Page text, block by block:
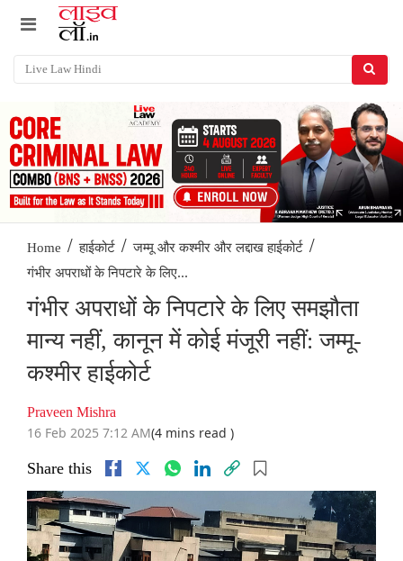
Home / हाईकोर्ट / जम्मू और कश्मीर और लद्दाख हाईकोर्ट /
गंभीर अपराधों के निपटारे के लिए...
गंभीर अपराधों के निपटारे के लिए समझौता
मान्य नहीं, कानून में कोई मंजूरी नहीं: जम्मू-
कश्मीर हाईकोर्ट
Praveen Mishra
16 Feb 2025 7:12 AM(4 mins read )
Share this